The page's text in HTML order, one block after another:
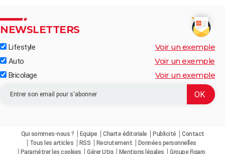
NEWSLETTERS
Lifestyle Voir un exemple
Auto Voir un exemple
Bricolage Voir un exemple
Qui sommes-nous ? Equipe Charte éditoriale Publicité
Contact
Tous les articles
RSS Recrutement
Données personnelles
Paramétrer les cookies
Gérer Utiq Mentions légales Groupe Figaro